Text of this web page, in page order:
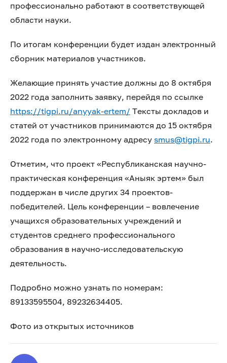
профессионально работают в соответствующей
области науки.
По итогам конференции будет издан электронный
сборник материалов участников.
Желающие принять участие должны до 8 октября
2022 года заполнить заявку, перейдя по ссылке
https://tigpi.ru/anyyak-ertem/ Тексты докладов и
статей от участников принимаются до 15 октября
2022 года по электронному адресу smus@tigpi.ru.
Отметим, что проект «Республиканская научно-
практическая конференция «Аныяк эртем» был
поддержан в числе других 34 проектов-
победителей. Цель конференции – вовлечение
учащихся образовательных учреждений и
студентов среднего профессионального
образования в научно-исследовательскую
деятельность.
Подробно можно узнать по номерам:
89133595504, 89232634405.
Фото из открытых источников